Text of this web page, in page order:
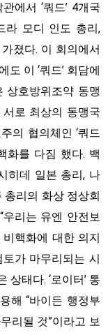
에서 ‘쿼드’ 4개국
라 모디 인도 총리,
졌다. 이 회의에서
이 ‘쿼드’ 회담에
상호방위조약 동맹
로 최상의 동맹국
의 협의체인 ‘쿼드
화를 다짐 했다. 백
히데 일본 총리, 나
리의 화상 정상회
리는 유엔 안전보
핵화에 대한 의지
가 마무리되는 시
태다. ‘로이터’ 통
해 “바이든 행정부
리될 것”이라고 보